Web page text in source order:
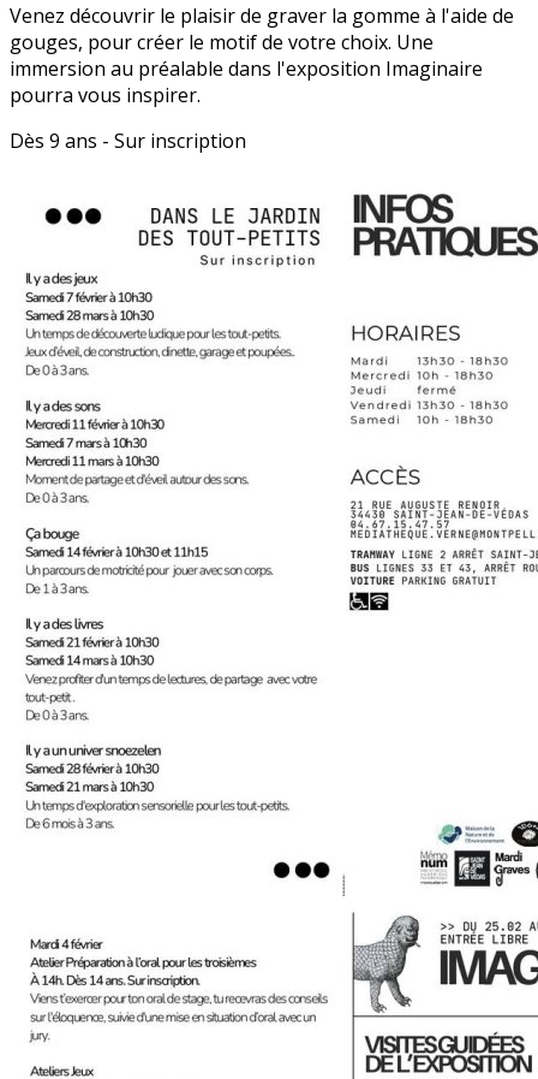
Venez découvrir le plaisir de graver la gomme à l'aide de
gouges, pour créer le motif de votre choix. Une
immersion au préalable dans l'exposition Imaginaire
pourra vous inspirer.
Dès 9 ans - Sur inscription